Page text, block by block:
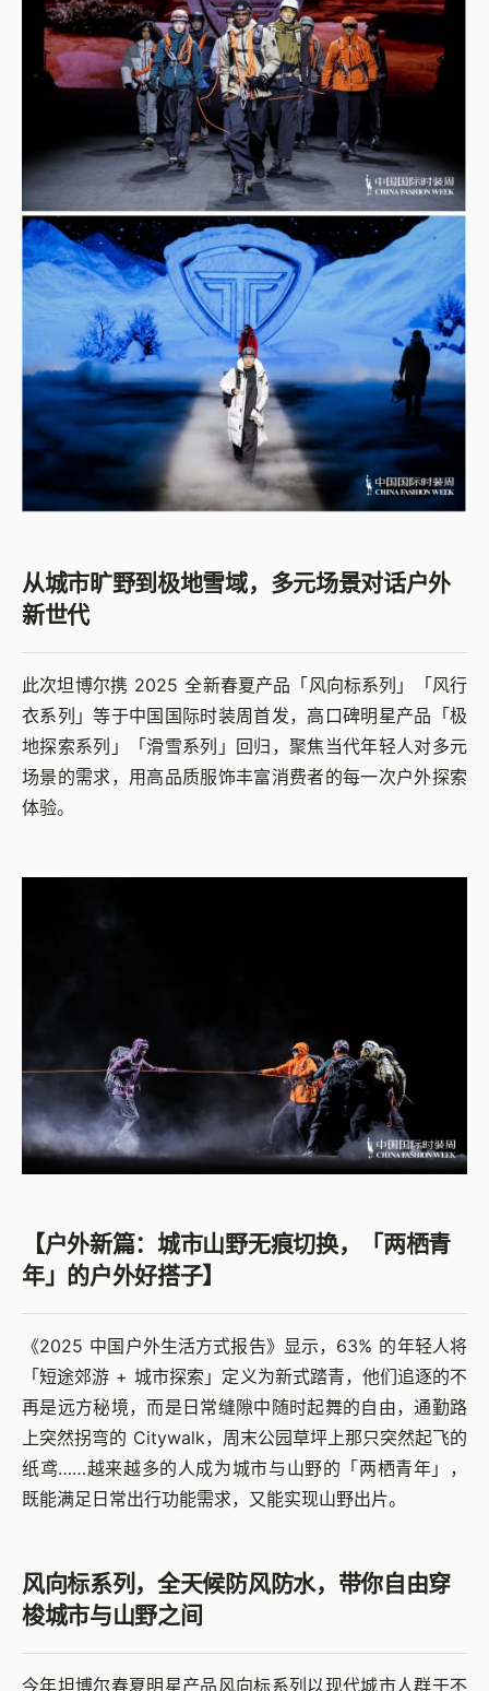
从城市旷野到极地雪域，多元场景对话户外
新世代
此次坦博尔携 2025 全新春夏产品「风向标系列」「风行
衣系列」等于中国国际时装周首发，高口碑明星产品「极
地探索系列」「滑雪系列」回归，聚焦当代年轻人对多元
场景的需求，用高品质服饰丰富消费者的每一次户外探索
体验。
【户外新篇：城市山野无痕切换，「两栖青
年」的户外好搭子】
《2025 中国户外生活方式报告》显示，63% 的年轻人将
「短途郊游 + 城市探索」定义为新式踏青，他们追逐的不
再是远方秘境，而是日常缝隙中随时起舞的自由，通勤路
上突然拐弯的 Citywalk，周末公园草坪上那只突然起飞的
纸鸢……越来越多的人成为城市与山野的「两栖青年」，
既能满足日常出行功能需求，又能实现山野出片。
风向标系列，全天候防风防水，带你自由穿
梭城市与山野之间
今年坦博尔春夏明星产品风向标系列以现代城市人群于不